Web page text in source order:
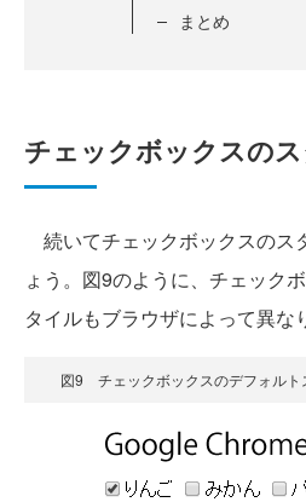
まとめ
チェックボックスの
続いてチェックボックスのス
ょう。図9のように、チェック
タイルもブラウザによって異な
図9 チェックボックスのデフォルト